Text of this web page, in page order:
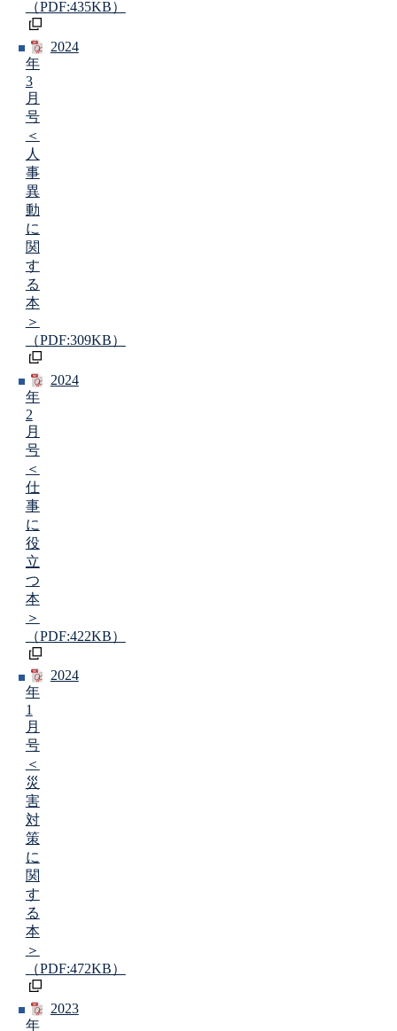
（PDF:435KB）
2024
年
3
月
号
＜
人
事
異
動
に
関
す
る
本
＞
（PDF:309KB）
2024
年
2
月
号
＜
仕
事
に
役
立
つ
本
＞
（PDF:422KB）
2024
年
1
月
号
＜
災
害
対
策
に
関
す
る
本
＞
（PDF:472KB）
2023
年